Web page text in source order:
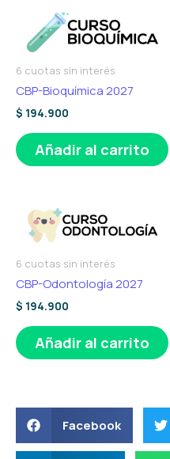
6 cuotas sin interés
CBP-Bioquímica 2027
$ 194.900
Añadir al carrito
6 cuotas sin interés
CBP-Odontología 2027
$ 194.900
Añadir al carrito
Facebook